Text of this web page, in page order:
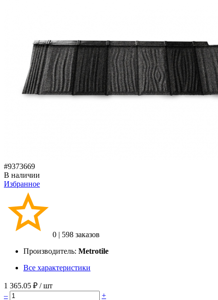
#9373669
В наличии
Избранное
0 | 598 заказов
Производитель: Metrotile
Все характеристики
1 365.05 ₽ / шт
–
+